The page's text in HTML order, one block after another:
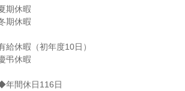
期休暇
期休暇
給休暇（初年度10日）
弔休暇
年間休日116日